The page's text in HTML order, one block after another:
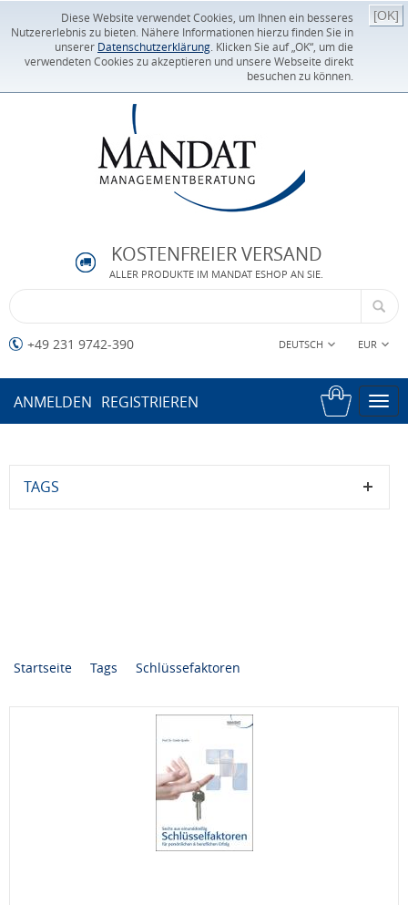
Diese Website verwendet Cookies, um Ihnen ein besseres
Nutzererlebnis zu bieten. Nähere Informationen hierzu finden Sie in
unserer Datenschutzerklärung . Klicken Sie auf „OK“, um die
verwendeten Cookies zu akzeptieren und unsere Webseite direkt
besuchen zu können.
[OK]
KOSTENFREIER VERSAND
ALLER PRODUKTE IM MANDAT ESHOP AN SIE.
+49 231 9742-390 DEUTSCH EUR
ANMELDEN REGISTRIEREN
TAGS
Startseite Tags Schlüssefaktoren